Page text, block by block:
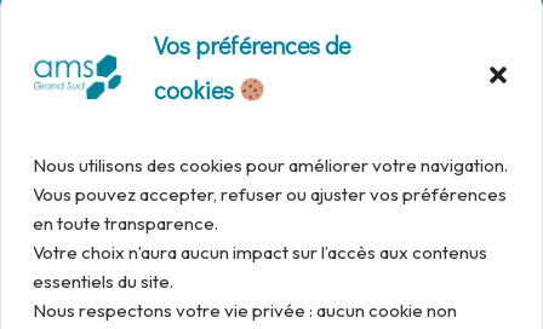
Vos préférences de
cookies
Nous utilisons des cookies pour améliorer votre navigation.
Vous pouvez accepter, refuser ou ajuster vos préférences
en toute transparence.
Votre choix n’aura aucun impact sur l’accès aux contenus
essentiels du site.
Nous respectons votre vie privée : aucun cookie non